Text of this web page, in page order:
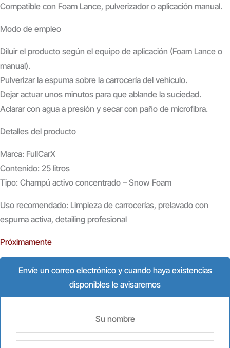
Compatible con Foam Lance, pulverizador o aplicación manual.
Modo de empleo
Diluir el producto según el equipo de aplicación (Foam Lance o
manual).
Pulverizar la espuma sobre la carrocería del vehículo.
Dejar actuar unos minutos para que ablande la suciedad.
Aclarar con agua a presión y secar con paño de microfibra.
Detalles del producto
Marca: FullCarX
Contenido: 25 litros
Tipo: Champú activo concentrado – Snow Foam
Uso recomendado: Limpieza de carrocerías, prelavado con
espuma activa, detailing profesional
Próximamente
Envíe un correo electrónico y cuando haya existencias
disponibles le avisaremos